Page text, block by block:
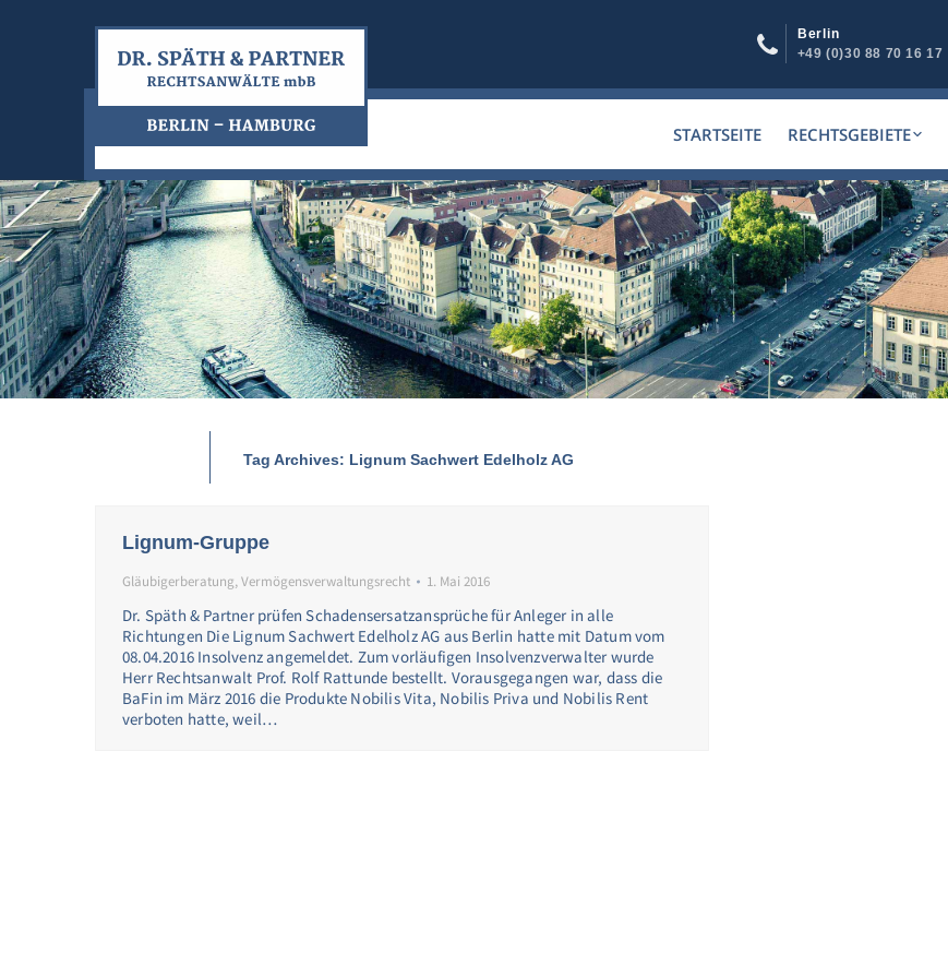
Berlin
+49 (0)30 88 70 16 17
STARTSEITE RECHTSGEBIETE
Tag Archives: Lignum Sachwert Edelholz AG
Lignum-Gruppe
Gläubigerberatung,Vermögensverwaltungsrecht 1. Mai 2016
Dr. Späth & Partner prüfen Schadensersatzansprüche für Anleger in alle
Richtungen Die Lignum Sachwert Edelholz AG aus Berlin hatte mit Datum vom
08.04.2016 Insolvenz angemeldet. Zum vorläufigen Insolvenzverwalter wurde
Herr Rechtsanwalt Prof. Rolf Rattunde bestellt. Vorausgegangen war, dass die
BaFin im März 2016 die Produkte Nobilis Vita, Nobilis Priva und Nobilis Rent
verboten hatte, weil…